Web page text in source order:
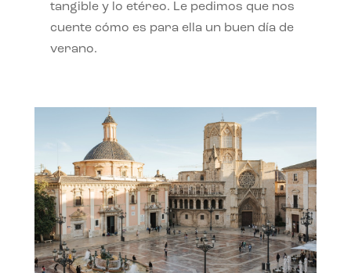
tangible y lo etéreo. Le pedimos que nos
cuente cómo es para ella un buen día de
verano.